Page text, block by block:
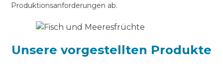
Produktionsanforderungen ab.
Unsere vorgestellten Produkte